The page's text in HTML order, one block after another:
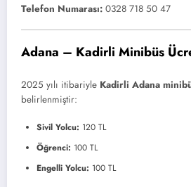
Telefon Numarası: 0328 718 50 47
Adana – Kadirli Minibüs
2025 yılı itibariyle Kadirli Adana
belirlenmiştir:
Sivil Yolcu: 120 TL
Öğrenci: 100 TL
Engelli Yolcu: 100 TL